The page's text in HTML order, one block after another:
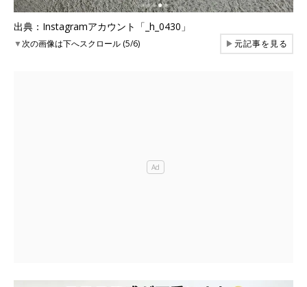
出典：Instagramアカウント「_h_0430」
▼次の画像は下へスクロール (5/6) ▶元記事を見る